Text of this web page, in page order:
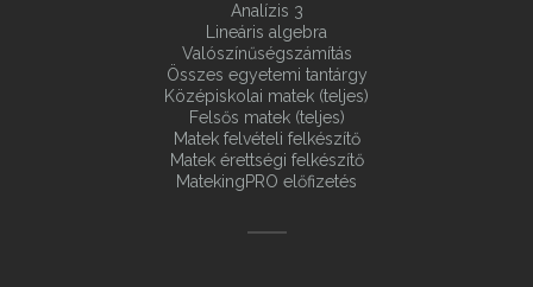
Analízis 3
Lineáris algebra
Valószínűségszámítás
Összes egyetemi tantárgy
Középiskolai matek (teljes)
Felsős matek (teljes)
Matek felvételi felkészítő
Matek érettségi felkészítő
MatekingPRO előfizetés